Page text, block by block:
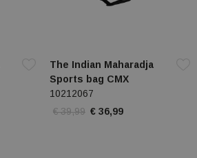
The Indian Maharadja
Sports bag CMX
10212067
€ 39,99 € 36,99